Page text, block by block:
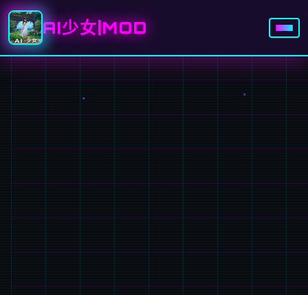
AI少女|MOD